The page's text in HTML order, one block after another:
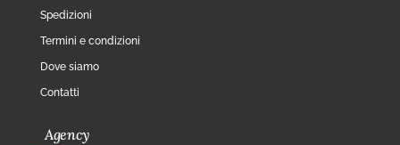
Spedizioni
Termini e condizioni
Dove siamo
Contatti
Agency